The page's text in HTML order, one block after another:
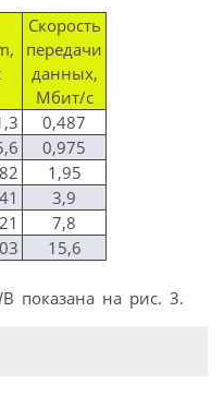
Скорость
передачи
данных,
Мбит/с
0,487
0,975
1,95
3,9
7,8
15,6
показана на рис. 3.